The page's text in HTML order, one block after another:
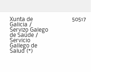
Xunta de
Galicia /
Servizo Galego
de Saúde /
Servicio
Gallego de
Salud (*)
50517